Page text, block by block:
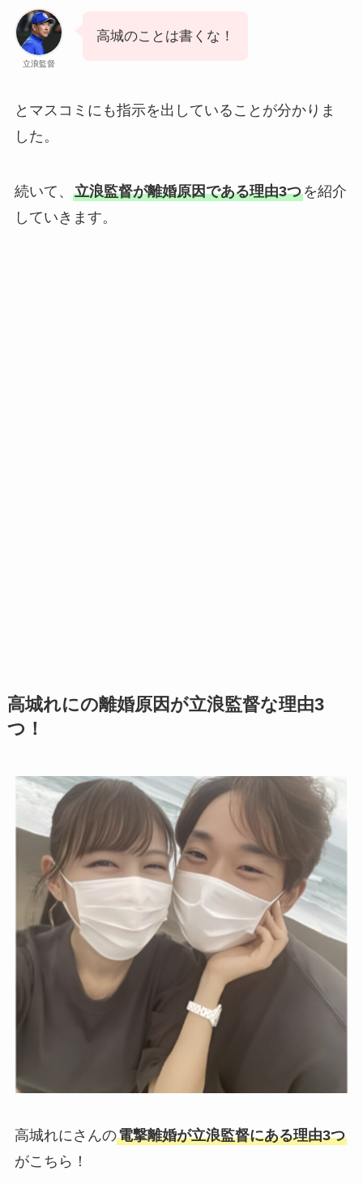
立浪監督
高城のことは書くな！
とマスコミにも指示を出していることが分かりま
した。
続いて、 立浪監督が離婚原因である理由3つを紹介
していきます。
高城れにの離婚原因が立浪監督な理由3
つ！
高城れにさんの電撃離婚が立浪監督にある理由3つ
がこちら！